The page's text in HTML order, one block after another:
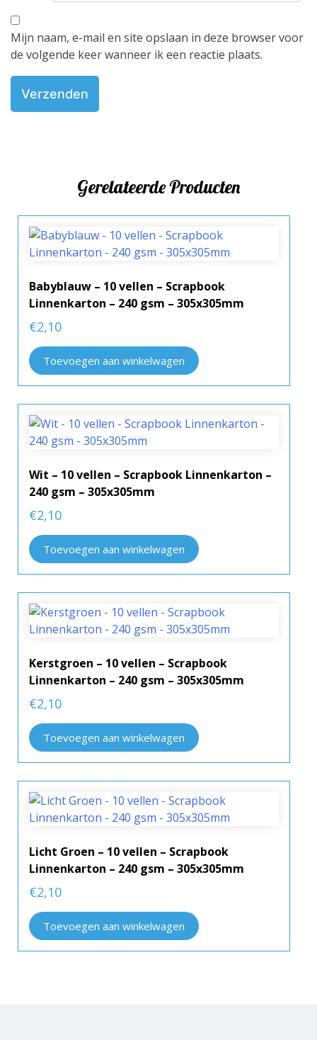
Mijn naam, e-mail en site opslaan in deze browser voor
de volgende keer wanneer ik een reactie plaats.
Gerelateerde Producten
Babyblauw – 10 vellen – Scrapbook
Linnenkarton – 240 gsm – 305x305mm
€2,10
Toevoegen aan winkelwagen
Wit – 10 vellen – Scrapbook Linnenkarton –
240 gsm – 305x305mm
€2,10
Toevoegen aan winkelwagen
Kerstgroen – 10 vellen – Scrapbook
Linnenkarton – 240 gsm – 305x305mm
€2,10
Toevoegen aan winkelwagen
Licht Groen – 10 vellen – Scrapbook
Linnenkarton – 240 gsm – 305x305mm
€2,10
Toevoegen aan winkelwagen